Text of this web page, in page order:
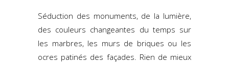
Séduction des monuments, de la lumière,
des couleurs changeantes du temps sur
les marbres, les murs de briques ou les
ocres patinés des façades. Rien de mieux